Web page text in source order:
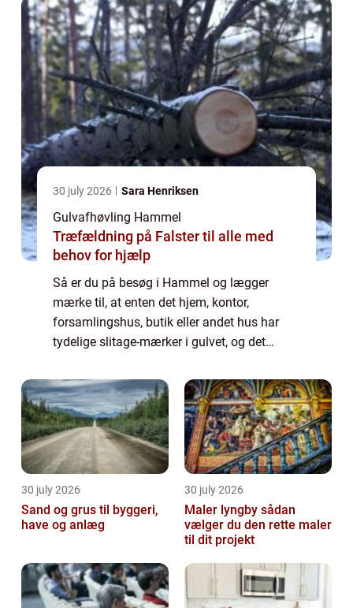
30 july 2026 Sara Henriksen
Gulvafhøvling Hammel
Træfældning på Falster til alle med
behov for hjælp
Så er du på besøg i Hammel og lægger
mærke til, at enten det hjem, kontor,
forsamlingshus, butik eller andet hus har
tydelige slitage-mærker i gulvet, og det
omgang gul...
30 july 2026
Sand og grus til byggeri,
have og anlæg
30 july 2026
Maler lyngby sådan
vælger du den rette maler
til dit projekt